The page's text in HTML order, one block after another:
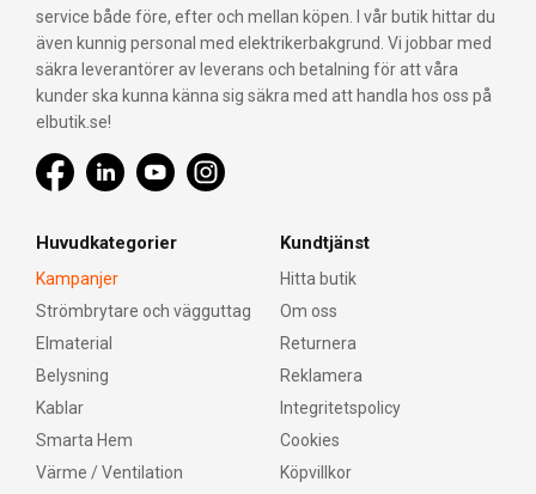
service både före, efter och mellan köpen. I vår butik hittar du
även kunnig personal med elektrikerbakgrund. Vi jobbar med
säkra leverantörer av leverans och betalning för att våra
kunder ska kunna känna sig säkra med att handla hos oss på
elbutik.se!
Huvudkategorier
Kampanjer
Strömbrytare och vägguttag
Elmaterial
Belysning
Kablar
Smarta Hem
Värme / Ventilation
Kundtjänst
Hitta butik
Om oss
Returnera
Reklamera
Integritetspolicy
Cookies
Köpvillkor